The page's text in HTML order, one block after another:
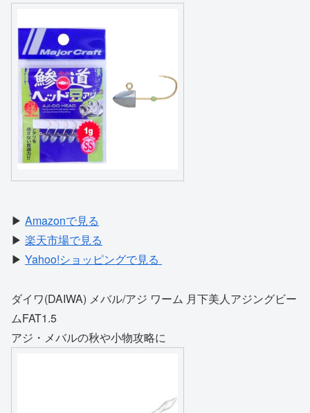
▶ Amazonで見る
▶ 楽天市場で見る
▶ Yahoo!ショッピングで見る
ダイワ(DAIWA) メバル/アジ ワーム 月下美人アジングビー
ムFAT1.5
アジ・メバルの秋や小物攻略に